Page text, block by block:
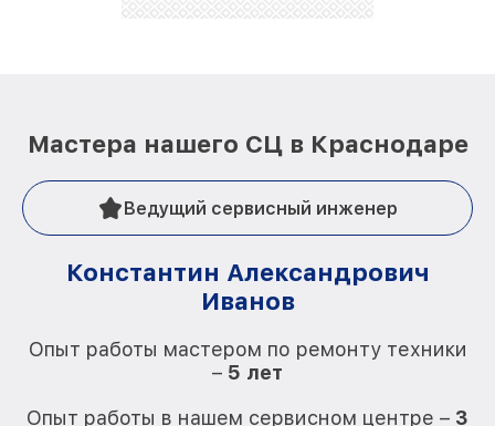
Мастера нашего СЦ в Краснодаре
Ведущий сервисный инженер
Константин Александрович
Иванов
Опыт работы мастером по ремонту техники
– 5 лет
Опыт работы в нашем сервисном центре – 3